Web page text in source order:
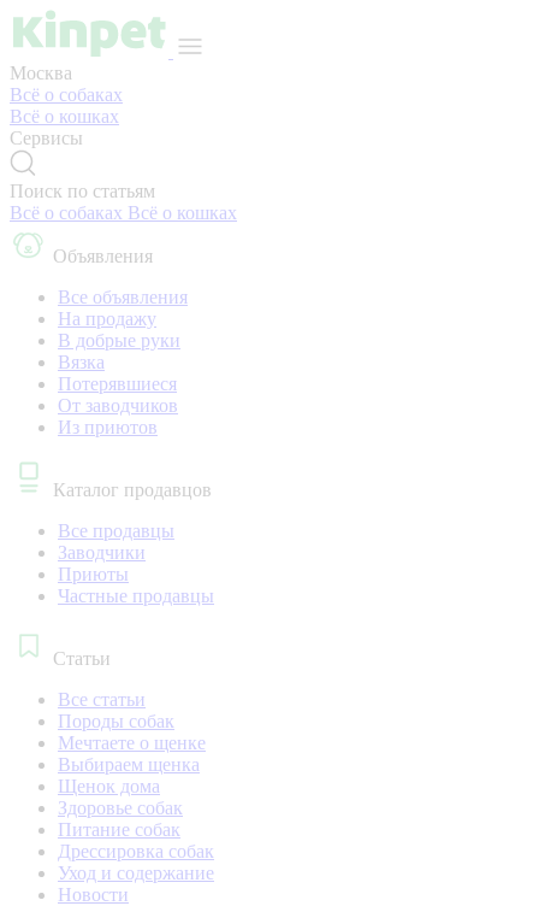
Москва
Всё о собаках
Всё о кошках
Сервисы
Поиск по статьям
Всё о собаках Всё о кошках
Объявления
Все объявления
На продажу
В добрые руки
Вязка
Потерявшиеся
От заводчиков
Из приютов
Каталог продавцов
Все продавцы
Заводчики
Приюты
Частные продавцы
Статьи
Все статьи
Породы собак
Мечтаете о щенке
Выбираем щенка
Щенок дома
Здоровье собак
Питание собак
Дрессировка собак
Уход и содержание
Новости